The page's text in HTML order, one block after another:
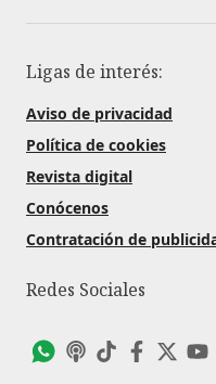
Ligas de interés:
Aviso de privacidad
Política de cookies
Revista digital
Conócenos
Contratación de
Redes Sociales